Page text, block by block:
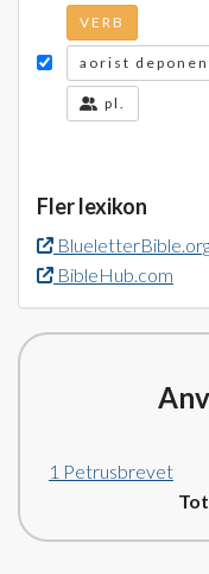
VERB
aorist
pl.
Fler lexikon
BibleHub.com
1 Petrusbrevet